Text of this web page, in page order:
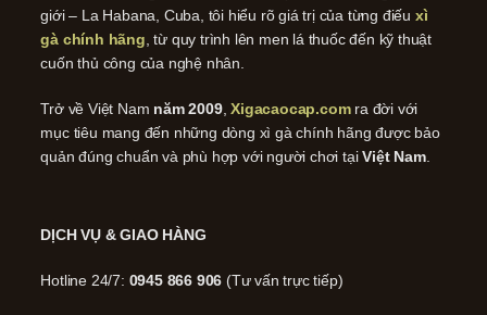
giới – La Habana, Cuba, tôi hiểu rõ giá trị của từng điếu xì
gà chính hãng , từ quy trình lên men lá thuốc đến kỹ thuật
cuốn thủ công của nghệ nhân.
Trở về Việt Nam năm 2009,Xigacaocap.comra đời với
mục tiêu mang đến những dòng xì gà chính hãng được bảo
quản đúng chuẩn và phù hợp với người chơi tạiViệt Nam.
DỊCH VỤ & GIAO HÀNG
Hotline 24/7: 0945 866 906 (Tư vấn trực tiếp)